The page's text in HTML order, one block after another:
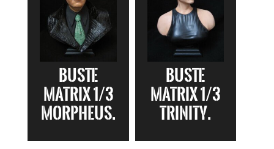
Buste
Matrix 1/3
MORPHEUS.
Buste
Matrix 1/3
TRINITY.